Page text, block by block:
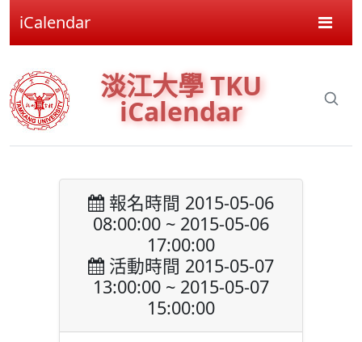
iCalendar
淡江大學 TKU
iCalendar
報名時間 2015-05-06
08:00:00 ~ 2015-05-06
17:00:00
活動時間 2015-05-07
13:00:00 ~ 2015-05-07
15:00:00